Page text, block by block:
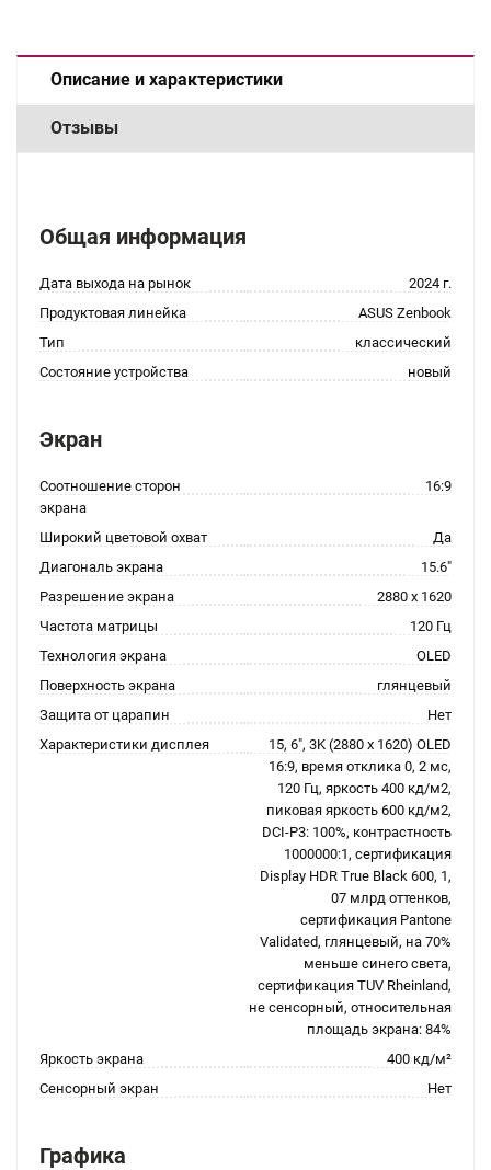
Описание и характеристики
Отзывы
Общая информация
Дата выхода на рынок
2024 г.
Продуктовая линейка
ASUS Zenbook
Тип
классический
Состояние устройства
новый
Экран
Соотношение сторон
экрана
16:9
Широкий цветовой охват
Да
Диагональ экрана
15.6"
Разрешение экрана
2880 x 1620
Частота матрицы
120 Гц
Технология экрана
OLED
Поверхность экрана
глянцевый
Защита от царапин
Нет
Характеристики дисплея
15, 6", 3K (2880 x 1620) OLED
16:9, время отклика 0, 2 мс,
120 Гц, яркость 400 кд/м2,
пиковая яркость 600 кд/м2,
DCI-P3: 100%, контрастность
1000000:1, сертификация
Display HDR True Black 600, 1,
07 млрд оттенков,
сертификация Pantone
Validated, глянцевый, на 70%
меньше синего света,
сертификация TUV Rheinland,
не сенсорный, относительная
площадь экрана: 84%
Яркость экрана
400 кд/м²
Сенсорный экран
Нет
Графика